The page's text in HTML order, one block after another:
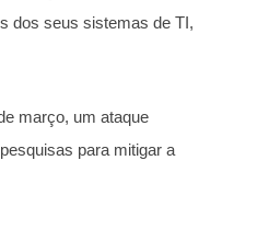
dos seus sistemas de TI,
março, um ataque
para mitigar a